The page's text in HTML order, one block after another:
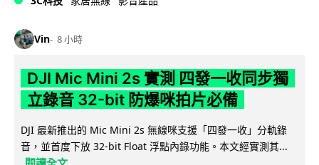
Vin 8 小時
DJI Mic Mini 2s 實測 四發一收同步獨
立錄音 32-bit 防爆咪拍片必備
DJI 最新推出的 Mic Mini 2s 無線咪支援「四發一收」分軌錄
音，並首度下放 32-bit Float 浮點內錄功能。本文經實測其...